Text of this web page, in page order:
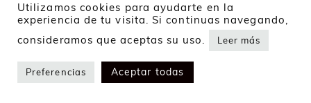
2024 Namur Collection
Política de privacidad
Política de cookies
Envíos y devoluciones
Utilizamos cookies para ayudarte en la
experiencia de tu visita. Si continuas navegando,
consideramos que aceptas su uso.
Leer más
Preferencias Aceptar todas